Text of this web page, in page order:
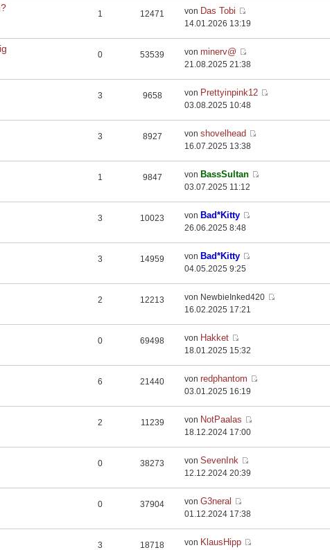
1 12471 von Das Tobi
14.01.2026 13:19
0 53539 vonminerv@
21.08.2025 21:38
3 9658 von Prettyinpink12
03.08.2025 10:48
3 8927 vonshovelhead
16.07.2025 13:38
1 9847 von BassSultan
03.07.2025 11:12
3 10023 von Bad*Kitty
26.06.2025 8:48
3 14959 von Bad*Kitty
04.05.2025 9:25
2 12213
von NewbieInked420
16.02.2025 17:21
0 69498 von Hakket
18.01.2025 15:32
6 21440 vonredphantom
03.01.2025 16:19
2 11239 von NotPaalas
18.12.2024 17:00
0 38273 vonSevenInk
12.12.2024 20:39
0 37904 vonG3neral
01.12.2024 17:38
3 18718 von KlausHipp